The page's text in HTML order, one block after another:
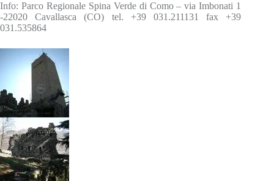
Info: Parco Regionale Spina Verde di Como – via Imbonati 1
-22020 Cavallasca (CO) tel. +39 031.211131 fax +39
031.535864